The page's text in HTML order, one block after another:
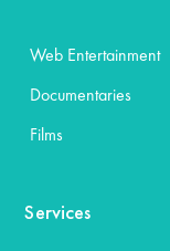
Web Entertainment
Documentaries
Films
Services